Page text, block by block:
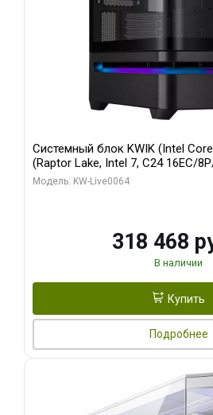
Системный блок KWIK (Intel
(Raptor Lake, Intel 7, C24 16EC/
модуля)/ ASUS RTX5080 PROART
Модель: KW-Live0064
318 468
В наличии
Купить
Подробнее